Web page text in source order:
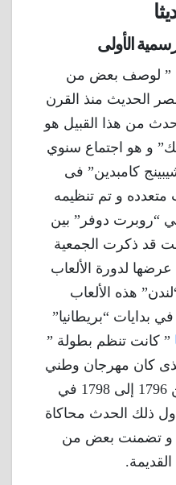
الأولى
” لوصف بعض من
الحديث منذ القرن
من هذا القبيل هو
و هو اجتماع سنوي
كامبدين” فى
متعدده و تم تنظيمه
“روبرت دوفر” بين
و 1642 و كانت قد ذكرت الجمعية
عرضها لدورة الألعاب
لعام 2012 في “لندن” هذه الألعاب
بدايات “بريطانيا”
” كانت تنظم بطولة ”
الذى كان مهرجان وطني
يقام سنويًا فى الفترة من 1796 إلى 1798 في
ذلك الحدث محاكاة
و تضمنت بعض من
القديمة.